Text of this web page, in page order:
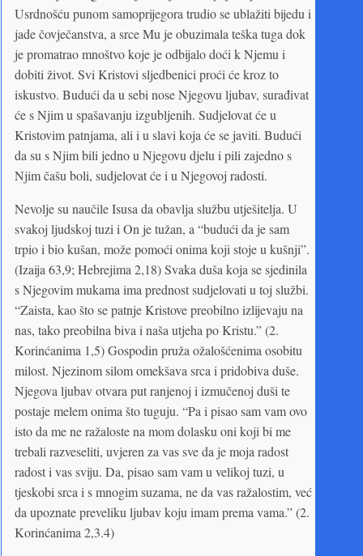
Usrdnošću punom samoprijegora trudio se ublažiti bijedu i
jade čovječanstva, a srce Mu je obuzimala teška tuga dok
je promatrao mnoštvo koje je odbijalo doći k Njemu i
dobiti život. Svi Kristovi sljedbenici proći će kroz to
iskustvo. Budući da u sebi nose Njegovu ljubav, surađivat
će s Njim u spašavanju izgubljenih. Sudjelovat će u
Kristovim patnjama, ali i u slavi koja će se javiti. Budući
da su s Njim bili jedno u Njegovu djelu i pili zajedno s
Njim čašu boli, sudjelovat će i u Njegovoj radosti.
Nevolje su naučile Isusa da obavlja službu utješitelja. U
svakoj ljudskoj tuzi i On je tužan, a “budući da je sam
trpio i bio kušan, može pomoći onima koji stoje u kušnji”.
(Izaija 63,9; Hebrejima 2,18) Svaka duša koja se sjedinila
s Njegovim mukama ima prednost sudjelovati u toj službi.
“Zaista, kao što se patnje Kristove preobilno izlijevaju na
nas, tako preobilna biva i naša utjeha po Kristu.” (2.
Korinćanima 1,5) Gospodin pruža ožalošćenima osobitu
milost. Njezinom silom omekšava srca i pridobiva duše.
Njegova ljubav otvara put ranjenoj i izmučenoj duši te
postaje melem onima što tuguju. “Pa i pisao sam vam ovo
isto da me ne ražaloste na mom dolasku oni koji bi me
trebali razveseliti, uvjeren za vas sve da je moja radost
radost i vas sviju. Da, pisao sam vam u velikoj tuzi, u
tjeskobi srca i s mnogim suzama, ne da vas ražalostim, već
da upoznate preveliku ljubav koju imam prema vama.” (2.
Korinćanima 2,3.4)